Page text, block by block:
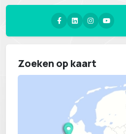
Zoeken op kaart